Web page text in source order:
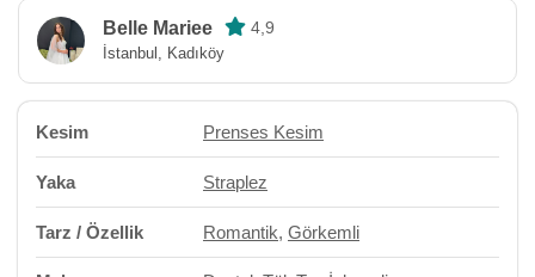
Belle Mariee 4,9
İstanbul, Kadıköy
Kesim Prenses Kesim
Yaka Straplez
Tarz / Özellik Romantik, Görkemli